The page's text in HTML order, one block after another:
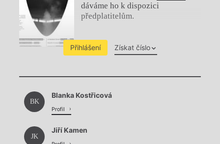
dáváme ho k dispozici
předplatitelům.
Přihlášení Získat číslo
Chviličku.
Načítá se.
BK
Blanka Kostřicová
Profil
JK
Jiří Kamen